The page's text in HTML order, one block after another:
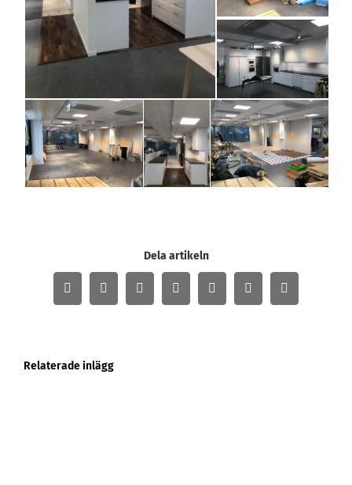
Dela artikeln
FacebookTwitterLinkedInWhatsAppTumblrPinterestE-
post
Relaterade inlägg